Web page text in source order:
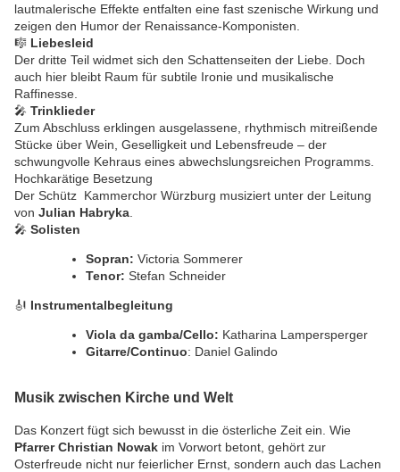
lautmalerische Effekte entfalten eine fast szenische Wirkung und
zeigen den Humor der Renaissance-Komponisten.
🎼 Liebesleid
Der dritte Teil widmet sich den Schattenseiten der Liebe. Doch
auch hier bleibt Raum für subtile Ironie und musikalische
Raffinesse.
🎤 Trinklieder
Zum Abschluss erklingen ausgelassene, rhythmisch mitreißende
Stücke über Wein, Geselligkeit und Lebensfreude – der
schwungvolle Kehraus eines abwechslungsreichen Programms.
Hochkarätige Besetzung
Der Schütz Kammerchor Würzburg musiziert unter der Leitung
von Julian Habryka
🎤 Solisten
Sopran: Victoria Sommerer
Tenor: Stefan Schneider
🎻 Instrumentalbegleitung
Viola da gamba/Cello: Katharina Lampersperger
Gitarre/Continuo: Daniel Galindo
Musik zwischen Kirche und Welt
Das Konzert fügt sich bewusst in die österliche Zeit ein. Wie
Pfarrer Christian Nowak im Vorwort betont, gehört zur
Osterfreude nicht nur feierlicher Ernst, sondern auch das Lachen